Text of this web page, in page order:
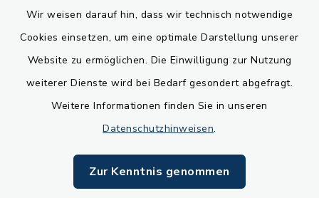
Wir weisen darauf hin, dass wir technisch notwendige
Cookies einsetzen, um eine optimale Darstellung unserer
Website zu ermöglichen. Die Einwilligung zur Nutzung
weiterer Dienste wird bei Bedarf gesondert abgefragt.
Weitere Informationen finden Sie in unseren
Datenschutzhinweisen.
Zur Kenntnis genommen
Infos zum Daten-Schutz in Schwerer
Sprache
Infos zum Datenschutz in Leichter
Impressum in Schwerer Sprache